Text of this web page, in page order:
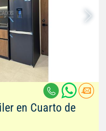
en Cuarto de